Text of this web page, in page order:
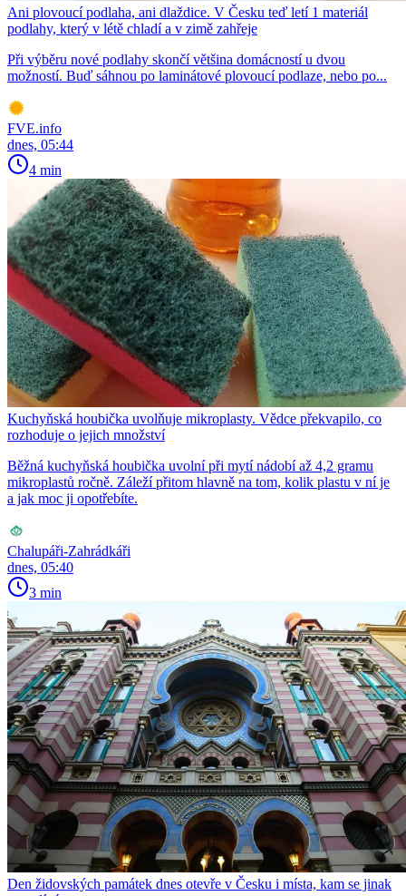
Ani plovoucí podlaha, ani dlaždice. V Česku teď letí 1 materiál
podlahy, který v létě chladí a v zimě zahřeje
Při výběru nové podlahy skončí většina domácností u dvou
možností. Buď sáhnou po laminátové plovoucí podlaze, nebo po...
FVE.info
dnes, 05:44
4 min
Kuchyňská houbička uvolňuje mikroplasty. Vědce překvapilo, co
rozhoduje o jejich množství
Běžná kuchyňská houbička uvolní při mytí nádobí až 4,2 gramu
mikroplastů ročně. Záleží přitom hlavně na tom, kolik plastu v ní je
a jak moc ji opotřebíte.
Chalupáři-Zahrádkáři
dnes, 05:40
3 min
Den židovských památek dnes otevře v Česku i místa, kam se jinak